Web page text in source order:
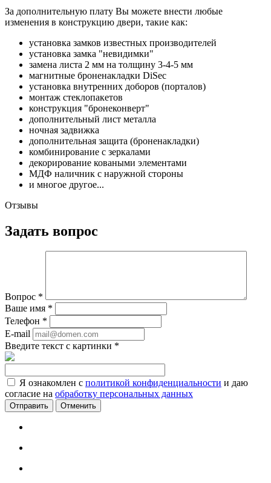
За дополнительную плату Вы можете внести любые
изменения в конструкцию двери, такие как:
установка замков известных производителей
установка замка "невидимки"
замена листа 2 мм на толщину 3-4-5 мм
магнитные броненакладки DiSec
установка внутренних доборов (порталов)
монтаж стеклопакетов
конструкция "бронеконверт"
дополнительный лист металла
ночная задвижка
дополнительная защита (броненакладки)
комбинирование с зеркалами
декорирование коваными элементами
МДФ наличник с наружной стороны
и многое другое...
Отзывы
Задать вопрос
Вопрос *
Ваше имя *
Телефон *
E-mail
Введите текст с картинки *
Я ознакомлен с политикой конфиденциальности и даю
согласие на обработку персональных данных
Отменить